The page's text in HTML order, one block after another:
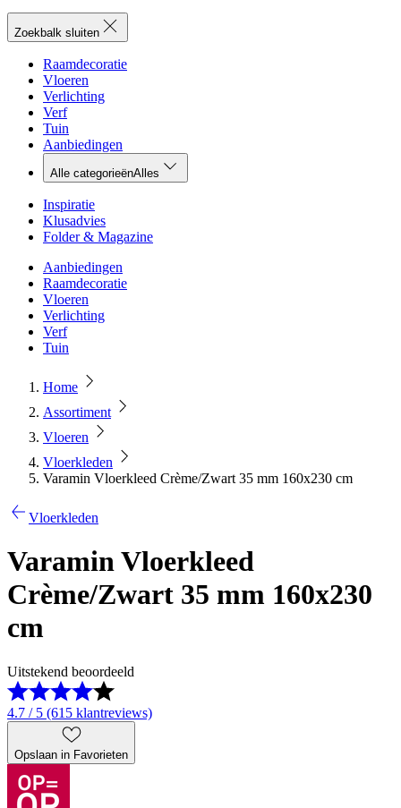
Zoekbalk sluiten
Raamdecoratie
Vloeren
Verlichting
Verf
Tuin
Aanbiedingen
Alle categorieënAlles
Inspiratie
Klusadvies
Folder & Magazine
Aanbiedingen
Raamdecoratie
Vloeren
Verlichting
Verf
Tuin
Home
Assortiment
Vloeren
Vloerkleden
Varamin Vloerkleed Crème/Zwart 35 mm 160x230 cm
Vloerkleden
Varamin Vloerkleed
Crème/Zwart 35 mm 160x230
cm
Uitstekend beoordeeld
4.7 / 5 (615 klantreviews)
Opslaan in Favorieten